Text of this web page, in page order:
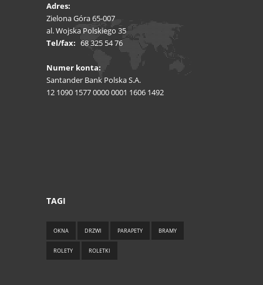
Adres:
Zielona Góra 65-007
al. Wojska Polskiego 35
Tel/fax: 68 325 54 76
Numer konta:
Santander Bank Polska S.A.
12 1090 1577 0000 0001 1606 1492
TAGI
OKNA DRZWI PARAPETY BRAMY
ROLETY ROLETKI